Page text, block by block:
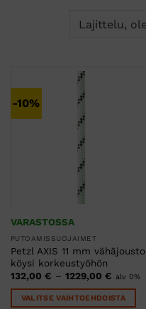
-10%
VARASTOSSA
PUTOAMISSUOJAIMET
Petzl AXIS 11 mm vähäjousto
köysi korkeustyöhön
132,00 € – 1229,00 €
-
1229,00
alv 0%
VALITSE VAIHTOEHDOISTA